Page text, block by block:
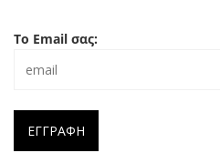
Το Email σας: